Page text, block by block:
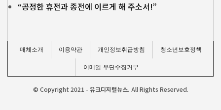
“공정한 휴전과 종전에 이르게 해 주소서!”
매체소개 이용약관 개인정보취급방침
청소년보호정책
이메일 무단수집거부
© Copyright 2021 - 유크디지털뉴스. All Rights Reserved.